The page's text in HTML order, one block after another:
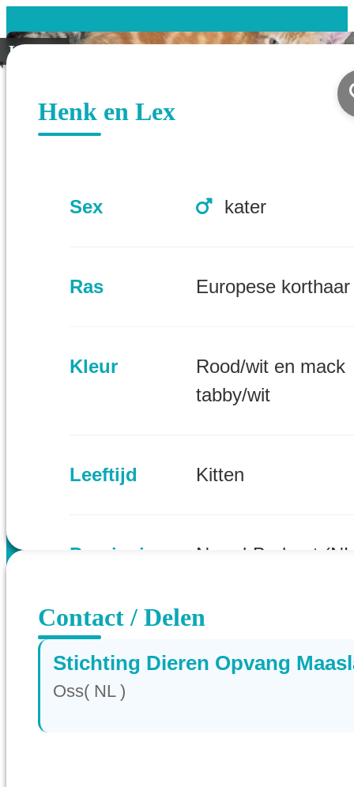
Koppel
Henk en Lex
Sex kater
Ras Europese korthaar
Kleur
Rood/wit en mack
tabby/wit
Leeftijd Kitten
Provincie Noord-Brabant
Contact / Delen
Stichting Dieren Opvang
Oss( NL )